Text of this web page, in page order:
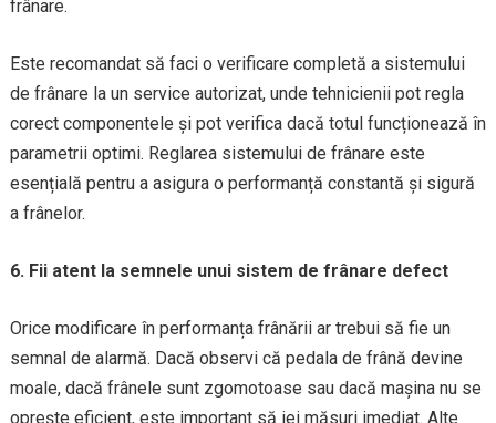
frânare.
Este recomandat să faci o verificare completă a sistemului
de frânare la un service autorizat, unde tehnicienii pot regla
corect componentele și pot verifica dacă totul funcționează în
parametrii optimi. Reglarea sistemului de frânare este
esențială pentru a asigura o performanță constantă și sigură
a frânelor.
6. Fii atent la semnele unui sistem de frânare defect
Orice modificare în performanța frânării ar trebui să fie un
semnal de alarmă. Dacă observi că pedala de frână devine
moale, dacă frânele sunt zgomotoase sau dacă mașina nu se
oprește eficient, este important să iei măsuri imediat. Alte